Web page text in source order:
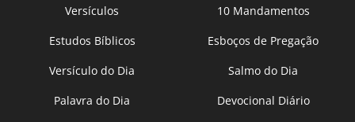
Versículos
10 Mandamentos
Estudos Bíblicos
Esboços de Pregação
Versículo do Dia
Salmo do Dia
Palavra do Dia
Devocional Diário